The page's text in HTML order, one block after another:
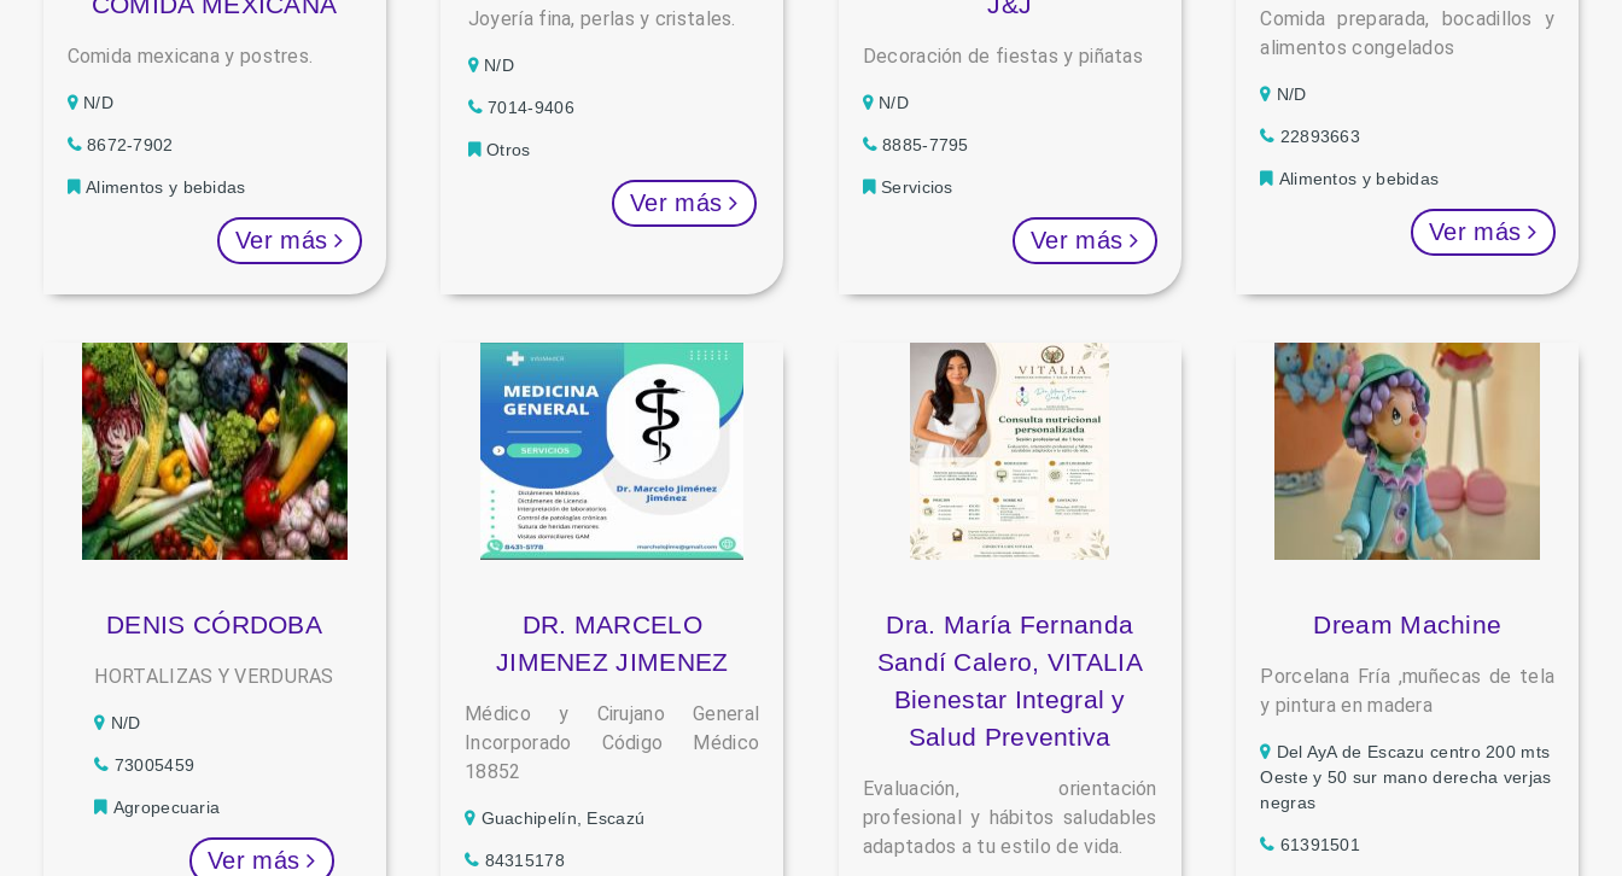
Comida mexicana y postres.
N/D
8672-7902
Alimentos y bebidas
Ver más
Joyería fina, perlas y cristales.
N/D
7014-9406
Otros
Ver más
Decoración de fiestas y piñatas
N/D
8885-7795
Servicios
Ver más
Comida preparada, bocadillos y
alimentos congelados
N/D
22893663
Alimentos y bebidas
Ver más
DENIS CÓRDOBA
HORTALIZAS Y VERDURAS
N/D
73005459
Agropecuaria
Ver más
DR. MARCELO
JIMENEZ JIMENEZ
Médico y Cirujano General
Incorporado Código Médico
18852
Guachipelín, Escazú
84315178
Dra. María Fernanda
Sandí Calero, VITALIA
Bienestar Integral y
Salud Preventiva
Evaluación, orientación
profesional y hábitos saludables
adaptados a tu estilo de vida.
Dream Machine
Porcelana Fría ,muñecas de tela
y pintura en madera
Del AyA de Escazu centro 200 mts
Oeste y 50 sur mano derecha verjas
negras
61391501